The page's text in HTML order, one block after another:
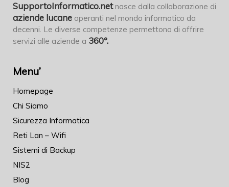
SupportoInformatico.netnasce dalla collaborazione di
aziende lucane operanti nel mondo informatico da
decenni. Le diverse competenze permettono di offrire
servizi alle aziende a 360°.
Menu’
Homepage
Chi Siamo
Sicurezza Informatica
Reti Lan – Wifi
Sistemi di Backup
NIS2
Blog